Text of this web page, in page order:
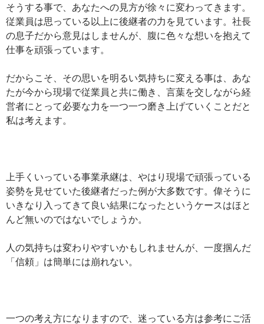
そうする事で、あなたへの見方が徐々に変わってきます。
従業員は思っている以上に後継者の力を見ています。社長
の息子だから意見はしませんが、腹に色々な想いを抱えて
仕事を頑張っています。
だからこそ、その思いを明るい気持ちに変える事は、あな
たが今から現場で従業員と共に働き、言葉を交しながら経
営者にとって必要な力を一つ一つ磨き上げていくことだと
私は考えます。
上手くいっている事業承継は、やはり現場で頑張っている
姿勢を見せていた後継者だった例が大多数です。偉そうに
いきなり入ってきて良い結果になったというケースはほと
んど無いのではないでしょうか。
人の気持ちは変わりやすいかもしれませんが、一度掴んだ
「信頼」は簡単には崩れない。
一つの考え方になりますので、迷っている方は参考にご活